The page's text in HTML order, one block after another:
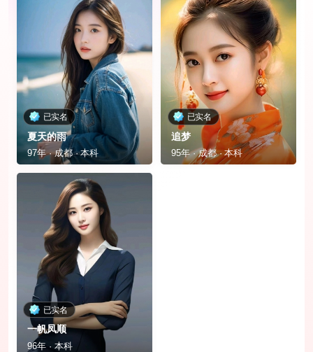
已实名
夏天的雨
97年 · 成都 · 本科
已实名
追梦
95年 · 成都 · 本科
已实名
一帆凤顺
96年 · 本科